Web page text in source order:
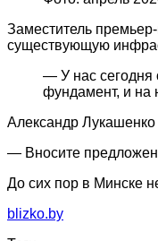
Заместитель
существующую
— У нас сегодня
фундамент, и на
Александр Лукашенко
— Вносите
До сих пор в Минске
blizko.by